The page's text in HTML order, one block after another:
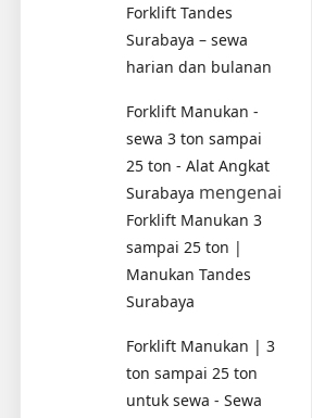
Forklift Tandes
Surabaya – sewa
harian dan bulanan
Forklift Manukan -
sewa 3 ton sampai
25 ton - Alat Angkat
Surabaya mengenai
Forklift Manukan 3
sampai 25 ton |
Manukan Tandes
Surabaya
Forklift Manukan | 3
ton sampai 25 ton
untuk sewa - Sewa